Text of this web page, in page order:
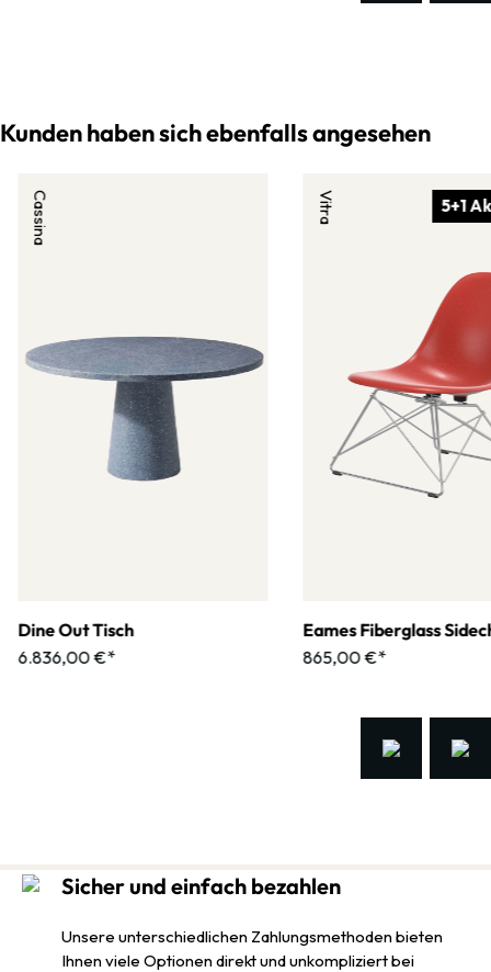
Kunden haben sich ebenfalls angesehen
Cassina
Dine Out Tisch
6.836,00 €*
5+1
Vitra
Eames Fiberglass
865,00 €*
Sicher und einfach bezahlen
Unsere unterschiedlichen Zahlungsmethoden bieten
Ihnen viele Optionen direkt und unkompliziert bei